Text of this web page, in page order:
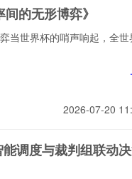
的无形博弈》
当世界杯的哨声响起，全世
2026-07-20
调度与裁判组联动